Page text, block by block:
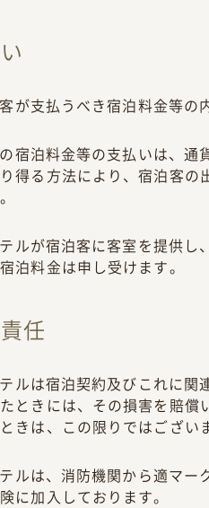
が支払うべき宿泊料金等の
宿泊料金等の支払いは、通
得る方法により、宿泊客
ルが宿泊客に客室を提供し
泊料金は申し受けます。
任
ルは宿泊契約及びこれに関
ときには、その損害を賠
きは、この限りではござい
ルは、消防機関から適マー
に加入しております。